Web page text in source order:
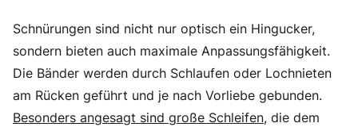
Schnürungen sind nicht nur optisch ein Hingucker,
sondern bieten auch maximale Anpassungsfähigkeit.
Die Bänder werden durch Schlaufen oder Lochnieten
am Rücken geführt und je nach Vorliebe gebunden.
Besonders angesagt sind große Schleifen, die dem